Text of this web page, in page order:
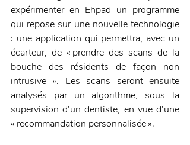
expérimenter en Ehpad un programme
qui repose sur une nouvelle technologie
: une application qui permettra, avec un
écarteur, de « prendre des scans de la
bouche des résidents de façon non
intrusive ». Les scans seront ensuite
analysés par un algorithme, sous la
supervision d’un dentiste, en vue d’une
« recommandation personnalisée ».